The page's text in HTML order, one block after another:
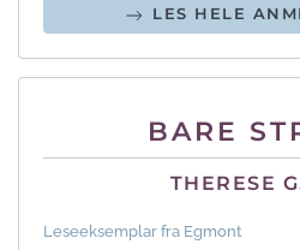
LES HELE
BARE
THERESE
Leseeksemplar fra Egmont